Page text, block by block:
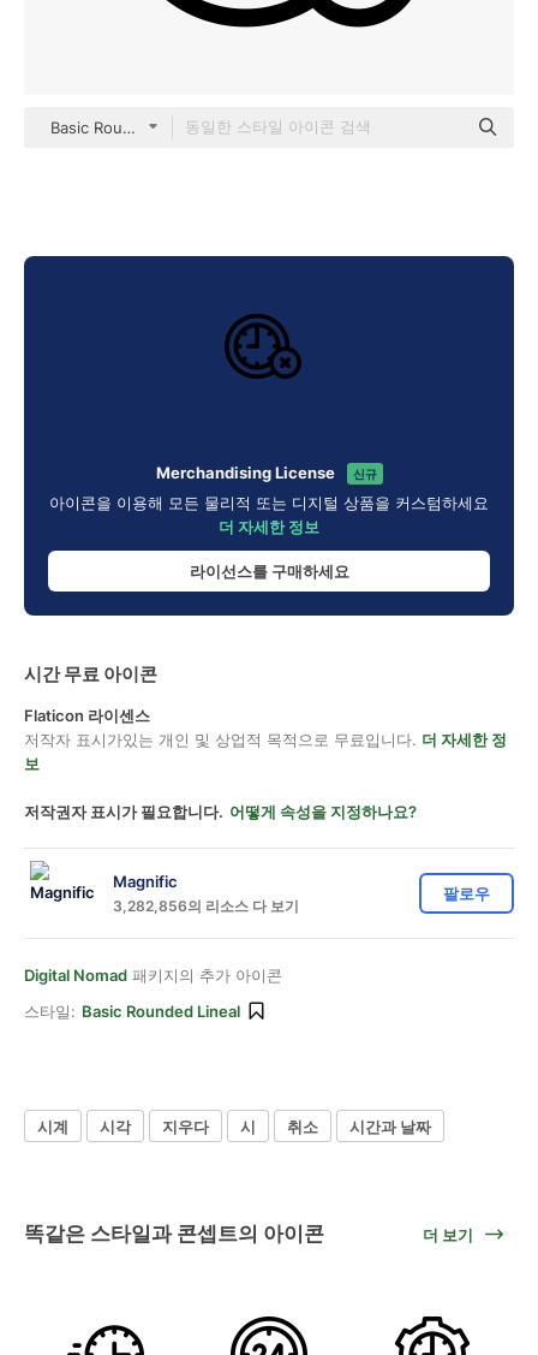
Basic Rounded Lineal
Merchandising License 신규
아이콘을 이용해 모든 물리적 또는 디지털 상품을 커스텀하세요
더 자세한 정보
라이선스를 구매하세요
시간 무료 아이콘
Flaticon 라이센스
저작자 표시가있는 개인 및 상업적 목적으로 무료입니다. 더 자세한 정
보
저작권자 표시가 필요합니다. 어떻게 속성을 지정하나요?
Magnific
3,282,856의 리소스 다 보기
팔로우
Digital Nomad 패키지의 추가 아이콘
스타일: Basic Rounded Lineal
시계 시각 지우다 시 취소 시간과 날짜
똑같은 스타일과 콘셉트의 아이콘 더 보기